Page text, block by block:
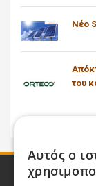
Νέο
του
Αυτός ο